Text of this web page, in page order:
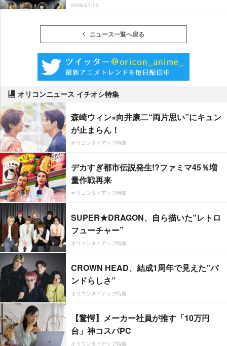
2026-01-15
ニュース一覧へ戻る
オリコンニュース イチオシ特集
森崎ウィン×向井康二“両片思い”にキュン
が止まらん！
オリコンタイアップ特集
デカすぎ都市伝説発生!?ファミマ45％増
量作戦再来
オリコンタイアップ特集
SUPER★DRAGON、自ら描いた”レトロ
フューチャー”
オリコンタイアップ特集
CROWN HEAD、結成1周年で見えた”バ
ンドらしさ”
オリコンタイアップ特集
【驚愕】メーカー社員が推す「10万円
台」神コスパPC
オリコンタイアップ特集